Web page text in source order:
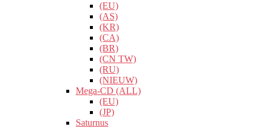
(EU)
(AS)
(KR)
(CA)
(BR)
(CN TW)
(RU)
(NIEUW)
Mega-CD (ALL)
(EU)
(JP)
Saturnus